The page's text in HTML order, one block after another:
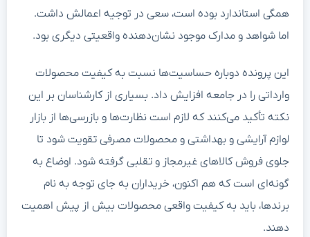
همگی استاندارد بوده است، سعی در توجیه اعمالش داشت.
اما شواهد و مدارک موجود نشان‌دهنده واقعیتی دیگری بود.
این پرونده دوباره حساسیت‌ها نسبت به کیفیت محصولات
وارداتی را در جامعه افزایش داد. بسیاری از کارشناسان بر این
نکته تأکید می‌کنند که لازم است نظارت‌ها و بازرسی‌ها از بازار
لوازم آرایشی و بهداشتی و محصولات مصرفی تقویت شود تا
جلوی فروش کالاهای غیرمجاز و تقلبی گرفته شود. اوضاع به
گونه‌ای است که هم اکنون، خریداران به جای توجه به نام
برندها، باید به کیفیت واقعی محصولات بیش از پیش اهمیت
دهند.